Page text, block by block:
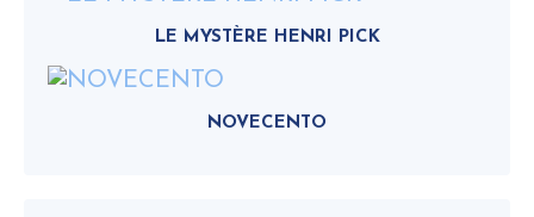
LE MYSTÈRE HENRI PICK
NOVECENTO